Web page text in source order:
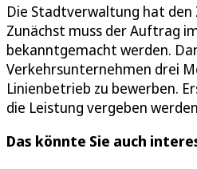
Die Stadtverwaltung hat
Zunächst muss der Auftrag
bekanntgemacht werden.
Verkehrsunternehmen drei
Linienbetrieb zu bewerben.
die Leistung vergeben
Das könnte Sie auch